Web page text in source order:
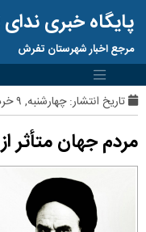
پایگاه خبری
مرجع اخبار شهرستان تفرش
تاریخ انتشار:چهارشنبه, ۹ خرداد ۱۴۰۳ ساعت:9:35
مردم جهان متأثر